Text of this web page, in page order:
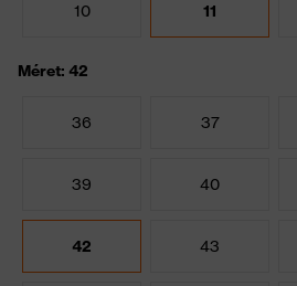
10 11
Méret: 42
36 37
39 40
42 43